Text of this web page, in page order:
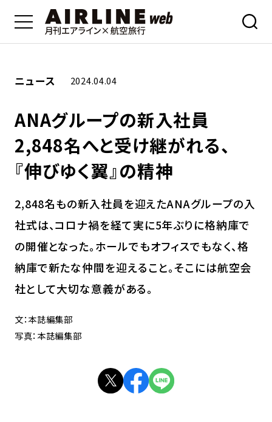
ニュース 2024.04.04
ANAグループの新入社員
2,848名へと受け継がれる、
『伸びゆく翼』の精神
2,848名もの新入社員を迎えたANAグループの入
社式は、コロナ禍を経て実に5年ぶりに格納庫で
の開催となった。ホールでもオフィスでもなく、格
納庫で新たな仲間を迎えること。そこには航空会
社として大切な意義がある。
文：本誌編集部
写真：本誌編集部